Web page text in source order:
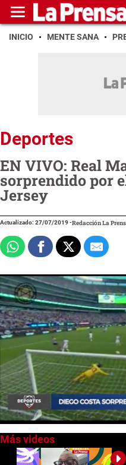
INICIO MENTE SANA
Deportes
EN VIVO: Real
sorprendido por
Jersey
Actualizado: 27/07/2019-Redacción La
seconds